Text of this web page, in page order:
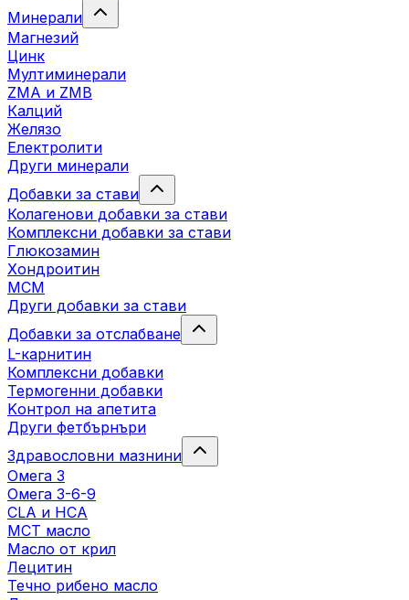
Минерали
Магнезий
Цинк
Мултиминерали
ZMA и ZMB
Калций
Желязо
Електролити
Други минерали
Добавки за стави
Колагенови добавки за стави
Комплексни добавки за стави
Глюкозамин
Хондроитин
МСМ
Други добавки за стави
Добавки за отслабване
L-карнитин
Комплексни добавки
Термогенни добавки
Kонтрол на апетита
Други фетбърнъри
Здравословни мазнини
Омега 3
Омега 3-6-9
CLA и HCA
МСТ масло
Масло от крил
Лецитин
Течно рибено масло